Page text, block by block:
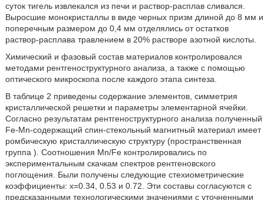
суток тигель извлекался из печи и раствор-расплав сливался.
Выросшие монокристаллы в виде черных призм длиной до 8 мм и
поперечным размером до 0,4 мм отделялись от остатков
раствор-расплава травлением в 20% растворе азотной кислоты.
Химический и фазовый состав материалов контролировался
методами рентгеноструктурного анализа, а также с помощью
оптического микроскопа после каждого этапа синтеза.
В таблице 2 приведены содержание элементов, симметрия
кристаллической решетки и параметры элементарной ячейки.
Согласно результатам рентгеноструктурного анализа полученный
Fe-Mn-содержащий спин-стекольный магнитный материал имеет
ромбическую кристаллическую структуру (пространственная
группа ). Соотношения Mn/Fe контролировались по
экспериментальным скачкам спектров рентгеновского
поглощения. Были получены следующие стехиометрические
коэффициенты: х=0.34, 0.53 и 0.72. Эти составы согласуются с
предсказанными технологическими значениями с уточненными